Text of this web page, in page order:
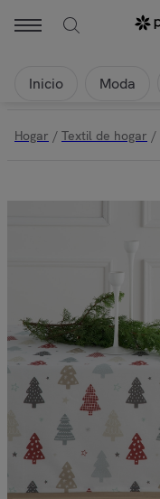
Inicio Moda
Hogar / Textil de hogar /